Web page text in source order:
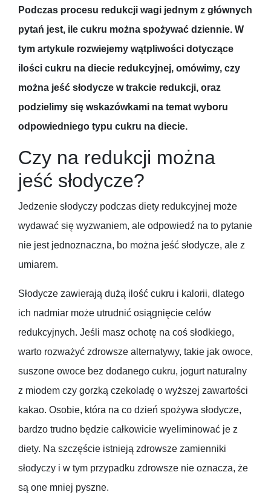
Podczas procesu redukcji wagi jednym z głównych
pytań jest, ile cukru można spożywać dziennie. W
tym artykule rozwiejemy wątpliwości dotyczące
ilości cukru na diecie redukcyjnej, omówimy, czy
można jeść słodycze w trakcie redukcji, oraz
podzielimy się wskazówkami na temat wyboru
odpowiedniego typu cukru na diecie.
Czy na redukcji można
jeść słodycze?
Jedzenie słodyczy podczas diety redukcyjnej może
wydawać się wyzwaniem, ale odpowiedź na to pytanie
nie jest jednoznaczna, bo można jeść słodycze, ale z
umiarem.
Słodycze zawierają dużą ilość cukru i kalorii, dlatego
ich nadmiar może utrudnić osiągnięcie celów
redukcyjnych. Jeśli masz ochotę na coś słodkiego,
warto rozważyć zdrowsze alternatywy, takie jak owoce,
suszone owoce bez dodanego cukru, jogurt naturalny
z miodem czy gorzką czekoladę o wyższej zawartości
kakao. Osobie, która na co dzień spożywa słodycze,
bardzo trudno będzie całkowicie wyeliminować je z
diety. Na szczęście istnieją zdrowsze zamienniki
słodyczy i w tym przypadku zdrowsze nie oznacza, że
są one mniej pyszne.